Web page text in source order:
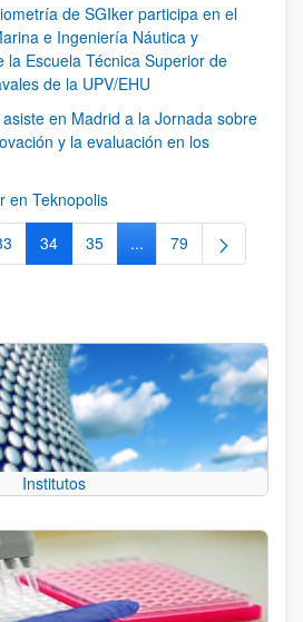
de SGIker participa en el
e Ingeniería Náutica y
Escuela Técnica Superior de
de la UPV/EHU
en Madrid a la Jornada sobre
y la evaluación en los
en Teknopolis
intermedias Use TAB para desplazarse.
PáginaPágina
34 Página
35 ...Páginas intermedias
Página
79
Institutos